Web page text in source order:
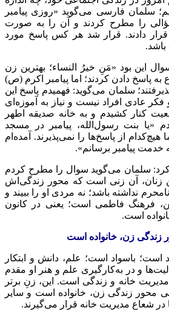
سلمان فارسی می‌گوید «روزی پیامبر
را مطرح کردند و آن را به صورت
دادند. قرار شد هر کس پاسخ مورد
باشد.
این بود «مَنِ خیرُ النساء؛ بهترین زن
پاسخ دادن کردند؛ اما پیامبر اکرم (ص)
سلمان می‌گوید: فهمیدم پاسخ این
عادی افراد نیست و نیاز به آموزه‌ای
کنار کشیدم و به خانه صدیقه اطهر
بنت رسول‌الله، پیامبر در مسجد
از پاسخ‌ها را نمی‌پذیرند. آمده‌ام
خدمت پیامبر برسانم».
سلمان می‌گوید سوال را مطرح کردم
زنان، آن زنی است که محور زندگی‌اش
نداشته باشد؛ نه مردی او را ببیند و
فرهنگ فاطمی است؛ یعنی در کانون
است.
زن، خانواده است
است؛ باسواد است؛ علم، دانش و ابتکار
و در به‌کارگیری علم و هنر او مقدم
خانه و زندگی است. این، زنِ برتر
محور زندگی زن، خانواده است و سایر
در شعاع مدیریت خانه قرار می‌گیرند.